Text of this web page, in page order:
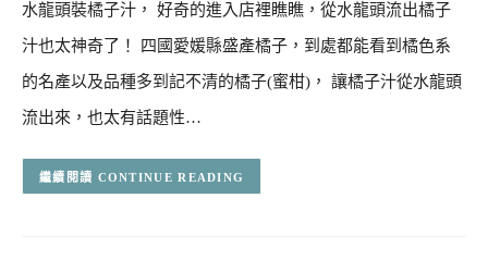
水龍頭裝橘子汁， 好奇的進入店裡瞧瞧，從水龍頭流出橘子
汁也太神奇了！ 四國愛媛縣盛產橘子，到處都能看到橘色系
的名產以及品種多到記不清的橘子(蜜柑)， 讓橘子汁從水龍頭
流出來，也太有話題性…
CONTINUE READING